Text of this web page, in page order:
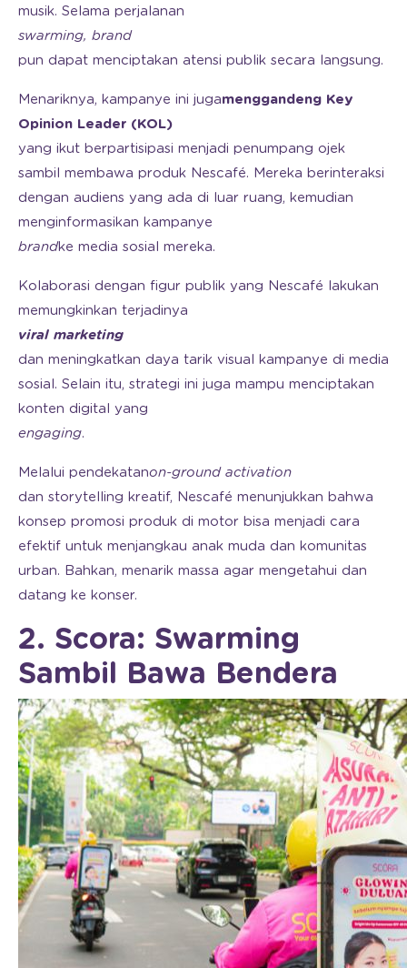
musik. Selama perjalanan
swarming, brand
pun dapat menciptakan atensi publik secara langsung.
Menariknya, kampanye ini jugamenggandeng Key
Opinion Leader (KOL)
yang ikut berpartisipasi menjadi penumpang ojek
sambil membawa produk Nescafé. Mereka berinteraksi
dengan audiens yang ada di luar ruang, kemudian
menginformasikan kampanye
brandke media sosial mereka.
Kolaborasi dengan figur publik yang Nescafé lakukan
memungkinkan terjadinya
viral marketing
dan meningkatkan daya tarik visual kampanye di media
sosial. Selain itu, strategi ini juga mampu menciptakan
konten digital yang
engaging.
Melalui pendekatanon-ground activation
dan storytelling kreatif, Nescafé menunjukkan bahwa
konsep promosi produk di motor bisa menjadi cara
efektif untuk menjangkau anak muda dan komunitas
urban. Bahkan, menarik massa agar mengetahui dan
datang ke konser.
2. Scora: Swarming
Sambil Bawa Bendera